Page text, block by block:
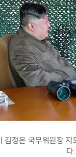
김정은 국무위원장 지
다